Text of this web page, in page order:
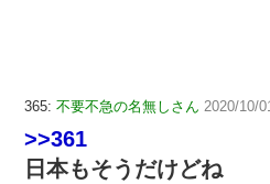
365: 不要不急の名無しさん 2020/10/
>>361
日本もそうだけどね